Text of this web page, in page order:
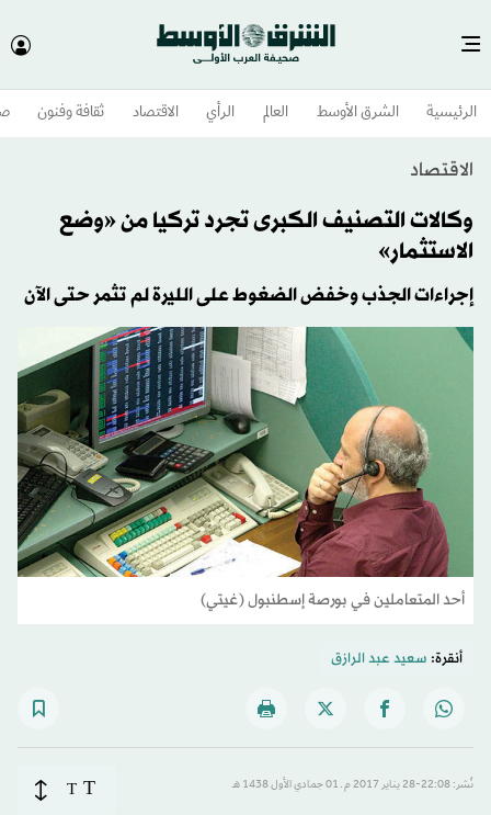
الرئيسية الشرق الأوسط​ العالم الرأي الاقتصاد ثقافة وفنون
الاقتصاد
وكالات التصنيف الكبرى تجرد تركيا من «وضع
الاستثمار»
إجراءات الجذب وخفض الضغوط على الليرة لم تثمر حتى الآن
أحد المتعاملين في بورصة إسطنبول (غيتي)
أنقرة: سعيد عبد الرازق
نُشر: 22:08-28 يناير 2017 م ـ 01 جمادي الأول 1438 هـ T
T